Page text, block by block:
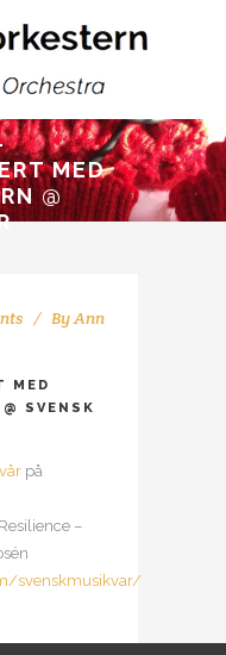
MED
@
ByAnn
MED
SVENSK
på
–
svenskmusikvar/